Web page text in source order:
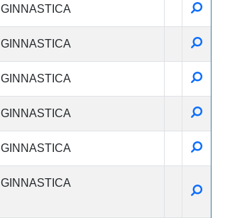
GINNASTICA
GINNASTICA
GINNASTICA
GINNASTICA
GINNASTICA
GINNASTICA